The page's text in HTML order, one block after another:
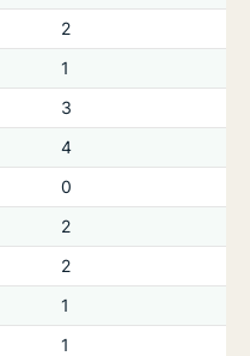
2
1
3
4
0
2
2
1
1